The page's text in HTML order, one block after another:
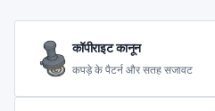
कॉपीराइट कानून
कपड़े के पैटर्न और सतह सजावट